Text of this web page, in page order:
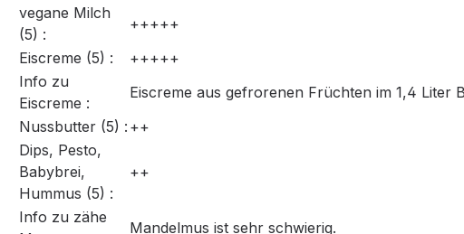
vegane Milch
(5) :
+++++
Eiscreme (5) :
+++++
Info zu
Eiscreme :
Eiscreme aus gefrorenen Früchten im 1,4 Liter
Nussbutter (5) : ++
Dips, Pesto,
Babybrei,
Hummus (5) :
++
Info zu zähe
Mandelmus ist sehr schwierig.